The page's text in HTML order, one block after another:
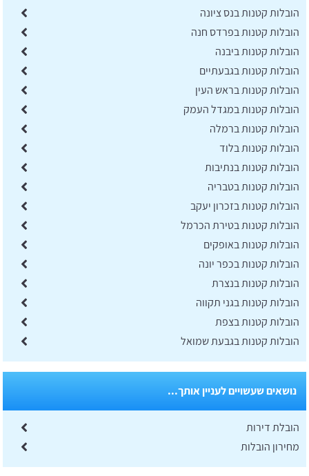
הובלות קטנות בנס ציונה
הובלות קטנות בפרדס חנה
הובלות קטנות ביבנה
הובלות קטנות בגבעתיים
הובלות קטנות בראש העין
הובלות קטנות במגדל העמק
הובלות קטנות ברמלה
הובלות קטנות בלוד
הובלות קטנות בנתיבות
הובלות קטנות בטבריה
הובלות קטנות בזכרון יעקב
הובלות קטנות בטירת הכרמל
הובלות קטנות באופקים
הובלות קטנות בכפר יונה
הובלות קטנות בנצרת
הובלות קטנות בגני תקווה
הובלות קטנות בצפת
הובלות קטנות בגבעת שמואל
נושאים שעשויים לעניין אותך...
הובלת דירות
מחירון הובלות